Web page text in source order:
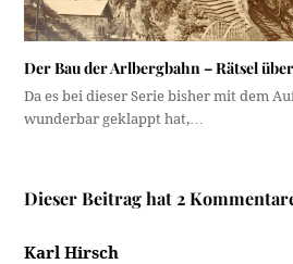
Der Bau der Arlbergbahn – Rätsel
Da es bei dieser Serie bisher mit dem
wunderbar geklappt hat,…
Dieser Beitrag hat 2
Karl Hirsch